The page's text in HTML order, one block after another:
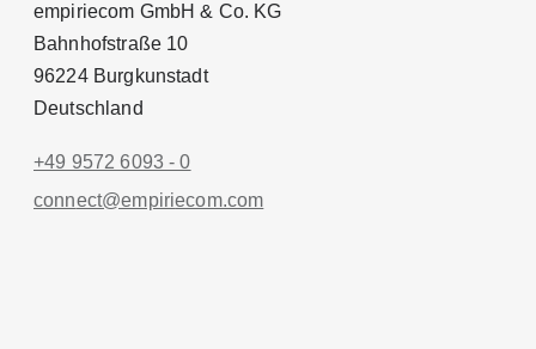
empiriecom GmbH & Co. KG
Bahnhofstraße 10
96224 Burgkunstadt
Deutschland
+49 9572 6093 - 0
connect@empiriecom.com